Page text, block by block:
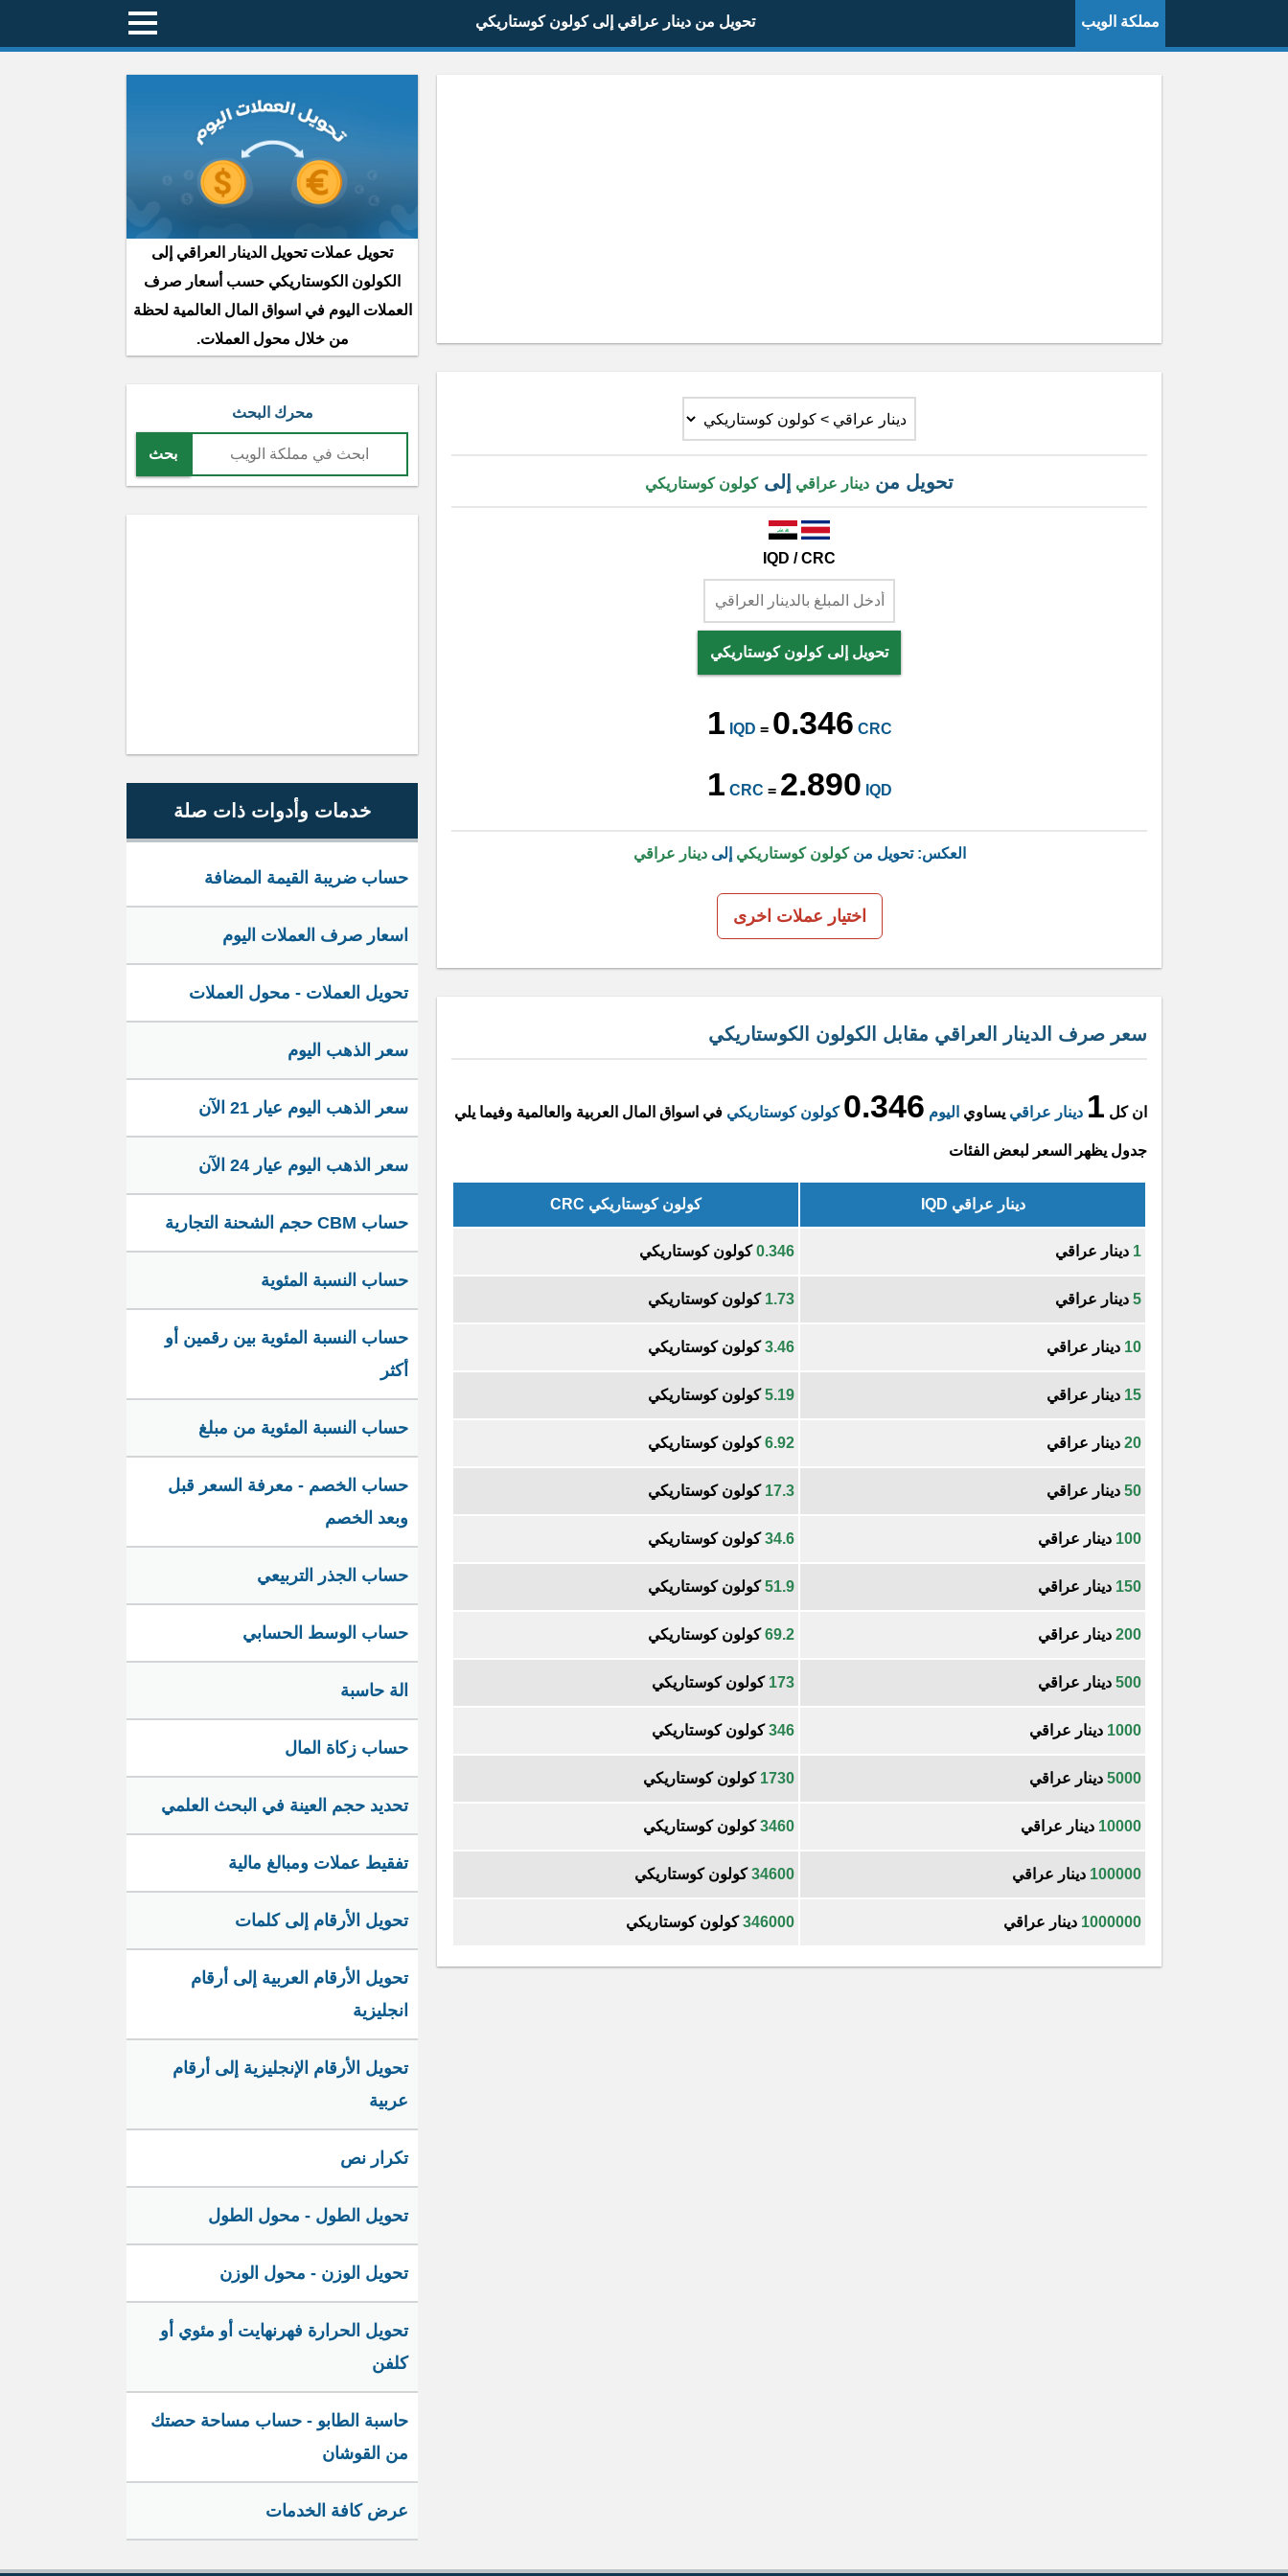
مملكة الويب تحويل من دينار عراقي إلى كولون كوستاريكي
تحويل من دينار عراقي إلىكولون كوستاريكي
IQD / CRC
تحويل إلى كولون كوستاريكي
1 IQD = 0.346 CRC
1 CRC = 2.890 IQD
العكس: تحويل منكولون كوستاريكي إلىدينار عراقي
اختيار عملات اخرى
سعر صرف الدينار العراقي مقابل الكولون الكوستاريكي
ان كل 1 دينار عراقي يساوي اليوم 0.346 كولون كوستاريكي في اسواق المال العربية والعالمية وفيما يلي
جدول يظهر السعر لبعض الفئات
دينار عراقي IQD كولون كوستاريكي CRC
1 دينار عراقي 0.346كولون كوستاريكي
5 دينار عراقي 1.73 كولون كوستاريكي
10 دينار عراقي 3.46كولون كوستاريكي
15 دينار عراقي 5.19كولون كوستاريكي
20 دينار عراقي 6.92كولون كوستاريكي
50 دينار عراقي 17.3 كولون كوستاريكي
100 دينار عراقي 34.6كولون كوستاريكي
150 دينار عراقي 51.9كولون كوستاريكي
200 دينار عراقي 69.2كولون كوستاريكي
500 دينار عراقي 173 كولون كوستاريكي
1000 دينار عراقي 346كولون كوستاريكي
5000 دينار عراقي 1730 كولون كوستاريكي
10000 دينار عراقي 3460كولون كوستاريكي
100000 دينار عراقي 34600كولون كوستاريكي
1000000 دينار عراقي 346000كولون كوستاريكي
تحويل عملات تحويل الدينار العراقي إلى
الكولون الكوستاريكي حسب أسعار صرف
العملات اليوم في اسواق المال العالمية لحظة
من خلال محول العملات.
محرك البحث
بحث
خدمات وأدوات ذات صلة
حساب ضريبة القيمة المضافة
اسعار صرف العملات اليوم
تحويل العملات - محول العملات
سعر الذهب اليوم
سعر الذهب اليوم عيار 21 الآن
سعر الذهب اليوم عيار 24 الآن
حساب CBM حجم الشحنة التجارية
حساب النسبة المئوية
حساب النسبة المئوية بين رقمين أو
أكثر
حساب النسبة المئوية من مبلغ
حساب الخصم - معرفة السعر قبل
وبعد الخصم
حساب الجذر التربيعي
حساب الوسط الحسابي
الة حاسبة
حساب زكاة المال
تحديد حجم العينة في البحث العلمي
تفقيط عملات ومبالغ مالية
تحويل الأرقام إلى كلمات
تحويل الأرقام العربية إلى أرقام
انجليزية
تحويل الأرقام الإنجليزية إلى أرقام
عربية
تكرار نص
تحويل الطول - محول الطول
تحويل الوزن - محول الوزن
تحويل الحرارة فهرنهايت أو مئوي أو
كلفن
حاسبة الطابو - حساب مساحة حصتك
من القوشان
عرض كافة الخدمات